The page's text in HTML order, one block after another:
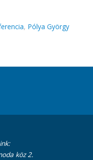
, Pólya György
köz 2.